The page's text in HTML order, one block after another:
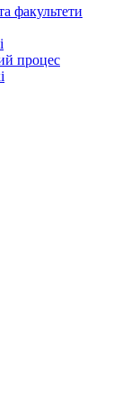
факультети
процес